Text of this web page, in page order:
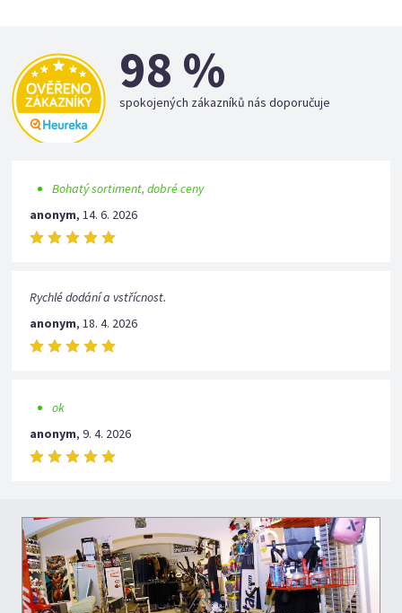
98 %
spokojených zákazníků nás doporučuje
Bohatý sortiment, dobré ceny
anonym,14. 6. 2026
Rychlé dodání a vstřícnost.
anonym,18. 4. 2026
ok
anonym,9. 4. 2026